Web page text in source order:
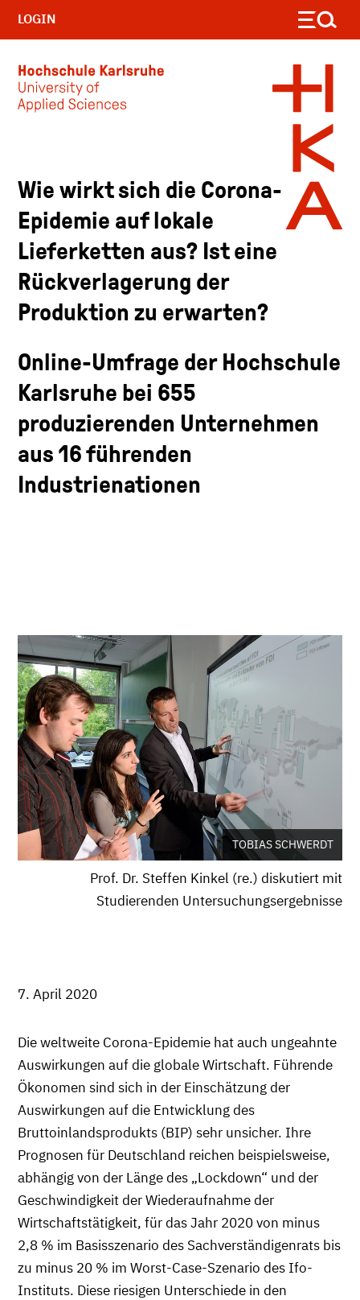
LOGIN
Wie wirkt sich die Corona-
Epidemie auf lokale
Lieferketten aus? Ist eine
Rückverlagerung der
Produktion zu erwarten?
Online-Umfrage der Hochschule
Karlsruhe bei 655
produzierenden Unternehmen
aus 16 führenden
Industrienationen
TOBIAS SCHWERDT
Prof. Dr. Steffen Kinkel (re.) diskutiert mit
Studierenden Untersuchungsergebnisse
7. April 2020
Die weltweite Corona-Epidemie hat auch ungeahnte
Auswirkungen auf die globale Wirtschaft. Führende
Ökonomen sind sich in der Einschätzung der
Auswirkungen auf die Entwicklung des
Bruttoinlandsprodukts (BIP) sehr unsicher. Ihre
Prognosen für Deutschland reichen beispielsweise,
abhängig von der Länge des „Lockdown“ und der
Geschwindigkeit der Wiederaufnahme der
Wirtschaftstätigkeit, für das Jahr 2020 von minus
2,8 % im Basisszenario des Sachverständigenrats bis
zu minus 20 % im Worst-Case-Szenario des Ifo-
Instituts. Diese riesigen Unterschiede in den